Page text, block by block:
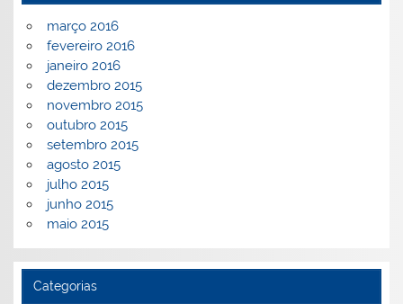
março 2016
fevereiro 2016
janeiro 2016
dezembro 2015
novembro 2015
outubro 2015
setembro 2015
agosto 2015
julho 2015
junho 2015
maio 2015
Categorias